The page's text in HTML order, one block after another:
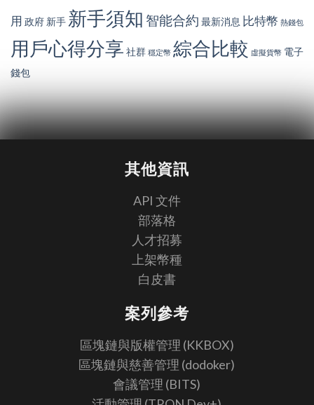
用 政府 新手 新手須知 智能合約 最新消息 比特幣 熱錢包
用戶心得分享 社群 穩定幣 綜合比較 虛擬貨幣 電子
錢包
其他資訊
API 文件
部落格
人才招募
上架幣種
白皮書
案列參考
區塊鏈與版權管理 (KKBOX)
區塊鏈與慈善管理 (dodoker)
會議管理 (BITS)